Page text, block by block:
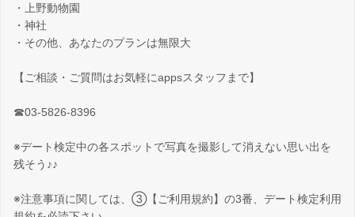
・上野動物園
・神社
・その他、あなたのプランは無限大
【ご相談・ご質問はお気軽にappsスタッフまで】
☎03-5826-8396
※デート検定中の各スポットで写真を撮影して消えない思い出を
残そう♪♪
※注意事項に関しては、③【ご利用規約】の3番、デート検定利用